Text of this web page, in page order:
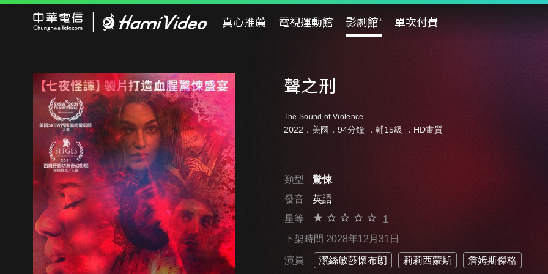
真心推薦 電視運動館 影劇館⁺ 單次付費
聲之刑
The Sound of Violence
2022．美國．94分鐘 ． 輔15級 ．HD畫質
類型
驚悚
發音
英語
星等
1
下架時間 2028年12月31日
演員 潔絲敏莎懷布朗 莉莉西蒙斯 詹姆斯傑格